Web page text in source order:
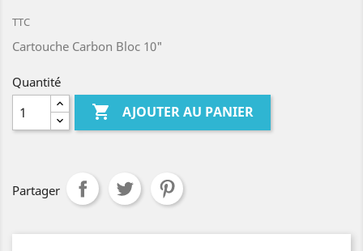
TTC
Cartouche Carbon Bloc 10"
Quantité
 AJOUTER AU PANIER
Partager